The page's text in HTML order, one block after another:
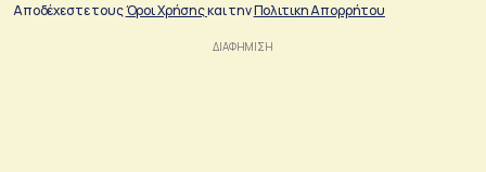
Αποδέχεστε τουςΌροι Χρήσηςκαι τηνΠολιτικη Απορρήτου